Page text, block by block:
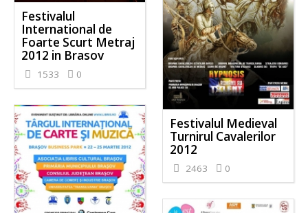
Festivalul
International de
Foarte Scurt Metraj
2012 in Brasov
1533 0
Festivalul Medieval
Turnirul Cavalerilor
2012
2463 0